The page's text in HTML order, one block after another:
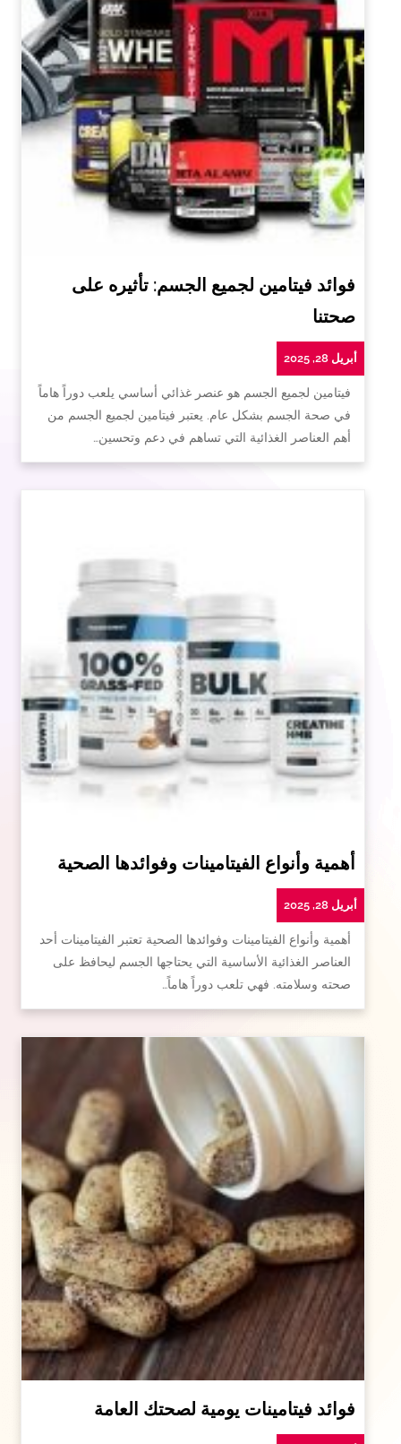
فوائد فيتامين لجميع الجسم: تأثيره على
صحتنا
أبريل 28, 2025
فيتامين لجميع الجسم هو عنصر غذائي أساسي يلعب دوراً هاماً
في صحة الجسم بشكل عام. يعتبر فيتامين لجميع الجسم من
أهم العناصر الغذائية التي تساهم في دعم وتحسين…
أهمية وأنواع الفيتامينات وفوائدها الصحية
أبريل 28, 2025
أهمية وأنواع الفيتامينات وفوائدها الصحية تعتبر الفيتامينات أحد
العناصر الغذائية الأساسية التي يحتاجها الجسم ليحافظ على
صحته وسلامته. فهي تلعب دوراً هاماً…
فوائد فيتامينات يومية لصحتك العامة